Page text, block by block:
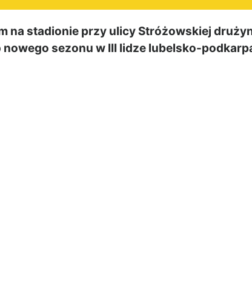
na stadionie przy ulicy Stróżowskiej
sezonu w III lidze lubelsko-